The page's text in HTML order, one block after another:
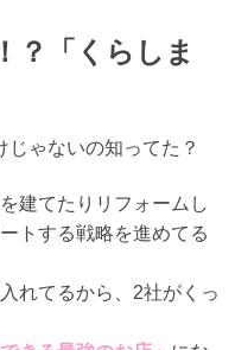
？「くらしま
ゃないの知ってた？
建てたりリフォームし
トする戦略を進めてる
れてるから、2社がくっ